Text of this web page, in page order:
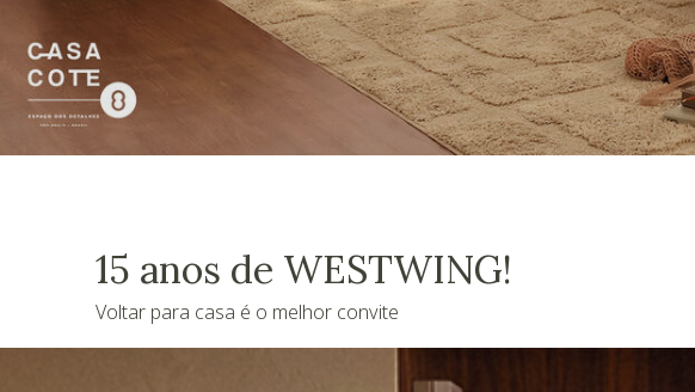
15 anos de WESTWING!
Voltar para casa é o melhor convite